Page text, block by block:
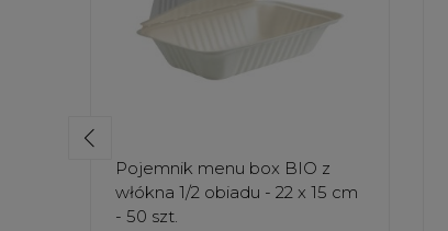
Pojemnik menu box BIO z
włókna 1/2 obiadu - 22 x 15 cm
- 50 szt.